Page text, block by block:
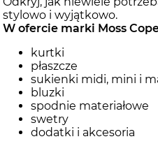
stylowo i wyjątkowo.
W ofercie marki Moss
kurtki
płaszcze
sukienki midi, mini i
bluzki
spodnie materiałowe
swetry
dodatki i akcesoria